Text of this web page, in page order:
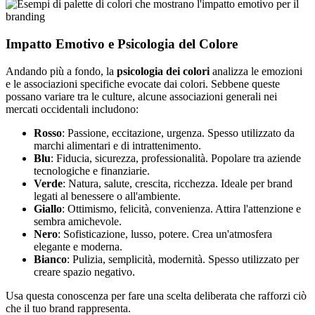
Impatto Emotivo e Psicologia del Colore
Andando più a fondo, la psicologia dei colori analizza le emozioni
e le associazioni specifiche evocate dai colori. Sebbene queste
possano variare tra le culture, alcune associazioni generali nei
mercati occidentali includono:
Rosso: Passione, eccitazione, urgenza. Spesso utilizzato da
marchi alimentari e di intrattenimento.
Blu: Fiducia, sicurezza, professionalità. Popolare tra aziende
tecnologiche e finanziarie.
Verde: Natura, salute, crescita, ricchezza. Ideale per brand
legati al benessere o all'ambiente.
Giallo: Ottimismo, felicità, convenienza. Attira l'attenzione e
sembra amichevole.
Nero: Sofisticazione, lusso, potere. Crea un'atmosfera
elegante e moderna.
Bianco: Pulizia, semplicità, modernità. Spesso utilizzato per
creare spazio negativo.
Usa questa conoscenza per fare una scelta deliberata che rafforzi ciò
che il tuo brand rappresenta.